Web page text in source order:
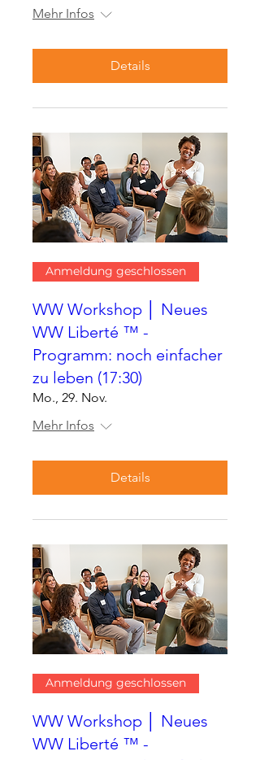
Mehr Infos
Details
Anmeldung geschlossen
WW Workshop │ Neues
WW Liberté ™ -
Programm: noch einfacher
zu leben (17:30)
Mo., 29. Nov.
Mehr Infos
Details
Anmeldung geschlossen
WW Workshop │ Neues
WW Liberté ™ -